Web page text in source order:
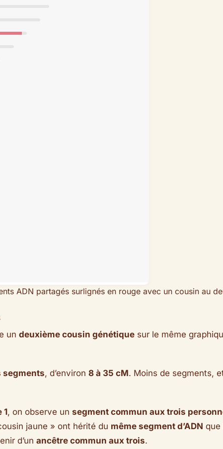
ADN partagés surlignés en rouge avec un cousin au
un deuxième cousin génétique sur le même
segments, d’environ 8 à 35 cM. Moins de segments,
1, on observe un segment commun aux trois
jaune » ont hérité du même segment d’ADN que
d’un ancêtre commun aux trois.